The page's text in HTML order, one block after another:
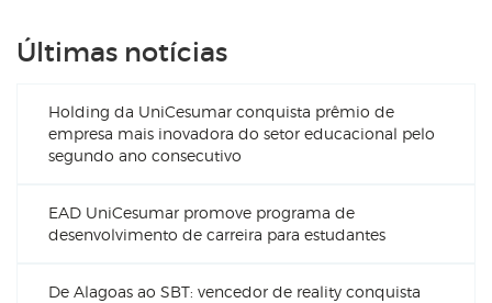
Últimas notícias
Holding da UniCesumar conquista prêmio de
empresa mais inovadora do setor educacional pelo
segundo ano consecutivo
EAD UniCesumar promove programa de
desenvolvimento de carreira para estudantes
De Alagoas ao SBT: vencedor de reality conquista